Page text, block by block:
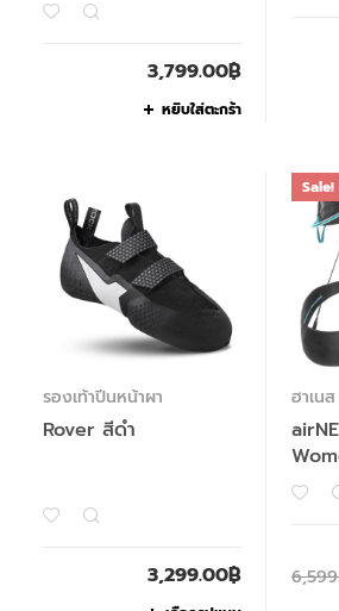
3,799.00฿
หยิบใส่ตะกร้า
รองเท้าปีนหน้าผา
Rover สีดำ
3,299.00฿
Sale!
ฮาเนส